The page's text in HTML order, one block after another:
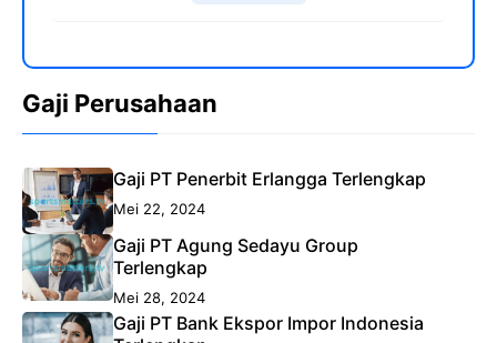
Gaji Perusahaan
Gaji PT Penerbit Erlangga Terlengkap
Mei 22, 2024
Gaji PT Agung Sedayu Group
Terlengkap
Mei 28, 2024
Gaji PT Bank Ekspor Impor Indonesia